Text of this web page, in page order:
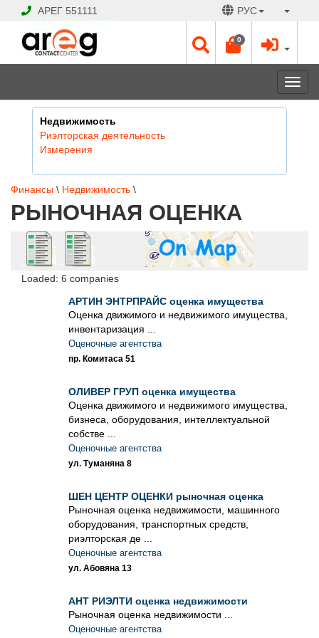
АРЕГ 551111 РУС
0
Недвижимость
Риэлторская деятельность
Измерения
Финансы \ Недвижимость \
РЫНОЧНАЯ ОЦЕНКА
Loaded: 6 companies
АРТИН ЭНТРПРАЙС оценка имущества
Оценка движимого и недвижимого имущества,
инвентаризация ...
Оценочные агентства
пр. Комитаса 51
ОЛИВЕР ГРУП оценка имущества
Оценка движимого и недвижимого имущества,
бизнеса, оборудования, интеллектуальной
собстве ...
Оценочные агентства
ул. Туманяна 8
ШЕН ЦЕНТР ОЦЕНКИ рыночная оценка
Рыночная оценка недвижимости, машинного
оборудования, транспортных средств,
риэлторская де ...
Оценочные агентства
ул. Абовяна 13
АНТ РИЭЛТИ оценка недвижимости
Рыночная оценка недвижимости ...
Оценочные агентства